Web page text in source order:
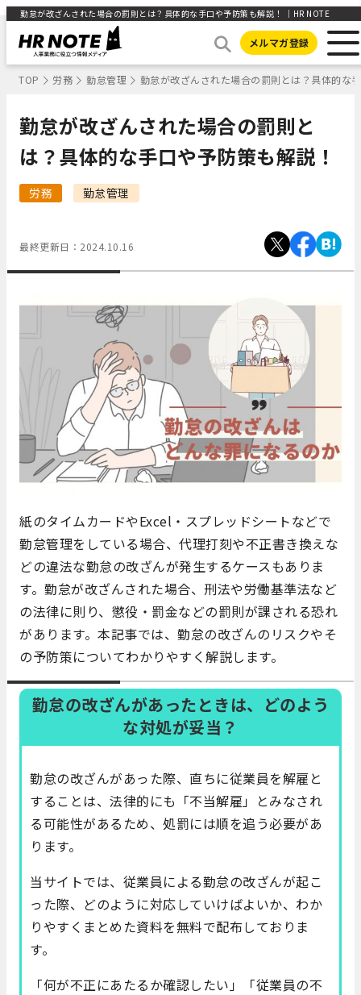
勤怠が改ざんされた場合の罰則とは？具体的な手口や予防策も解説！ ｜HR NOTE
メルマガ登録
TOP 労務 勤怠管理 勤怠が改ざんされた場合の罰則とは？具体的な
勤怠が改ざんされた場合の罰則と
は？具体的な手口や予防策も解説！
労務 勤怠管理
最終更新日： 2024.10.16
紙のタイムカードやExcel・スプレッドシートなどで
勤怠管理をしている場合、代理打刻や不正書き換えな
どの違法な勤怠の改ざんが発生するケースもありま
す。勤怠が改ざんされた場合、刑法や労働基準法など
の法律に則り、懲役・罰金などの罰則が課される恐れ
があります。本記事では、勤怠の改ざんのリスクやそ
の予防策についてわかりやすく解説します。
勤怠の改ざんがあったときは、どのよう
な対処が妥当？
勤怠の改ざんがあった際、直ちに従業員を解雇と
することは、法律的にも「不当解雇」とみなされ
る可能性があるため、処罰には順を追う必要があ
ります。
当サイトでは、従業員による勤怠の改ざんが起こ
った際、どのように対応していけばよいか、わか
りやすくまとめた資料を無料で配布しておりま
す。
「何が不正にあたるか確認したい」「従業員の不